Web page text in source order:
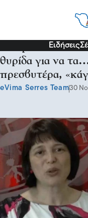
Ειδήσεις
«Πήρα τα
θυρίδα για να
πρεσβυτέρα,
eVima Serres Team30